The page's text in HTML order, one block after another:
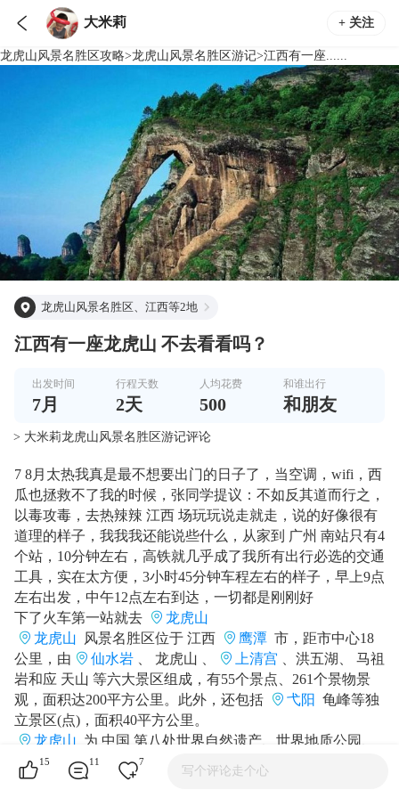
 大米莉 + 关注
龙虎山风景名胜区攻略>龙虎山风景名胜区游记>江西有一座......
龙虎山风景名胜区、江西等2地
江西有一座龙虎山 不去看看吗？
出发时间
7月
行程天数
2天
人均花费
500
和谁出行
和朋友
> 大米莉龙虎山风景名胜区游记评论
7 8月太热我真是最不想要出门的日子了，当空调，wifi，西
瓜也拯救不了我的时候，张同学提议：不如反其道而行之，
以毒攻毒，去热辣辣 江西 场玩玩说走就走，说的好像很有
道理的样子，我我我还能说些什么，从家到 广州 南站只有4
个站，10分钟左右，高铁就几乎成了我所有出行必选的交通
工具，实在太方便，3小时45分钟车程左右的样子，早上9点
左右出发，中午12点左右到达，一切都是刚刚好
下了火车第一站就去
龙虎山
龙虎山
风景名胜区位于 江西 鹰潭 市，距市中心18
公里，由
仙水岩 、 龙虎山 、 上清宫
、洪五湖、 马祖
岩和应 天山 等六大景区组成，有55个景点、261个景物景
观，面积达200平方公里。此外，还包括
弋阳 龟峰等独
立景区(点)，面积40平方公里。
龙虎山 为 中国 第八处世界自然遗产、世界地质公园、
国家自然文化双遗产地、国家5A级风景名胜区、国家森林
公园、国家重点文物保护单位。整个景区面积220平方公
15 11 7
写个评论走个心